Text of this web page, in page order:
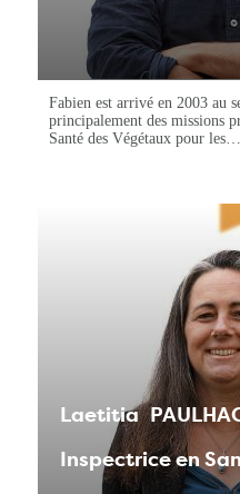
Fabien est arrivé en 2003 au
principalement des missions
Santé des Végétaux pour les…
Laetitia
Inspectrice en